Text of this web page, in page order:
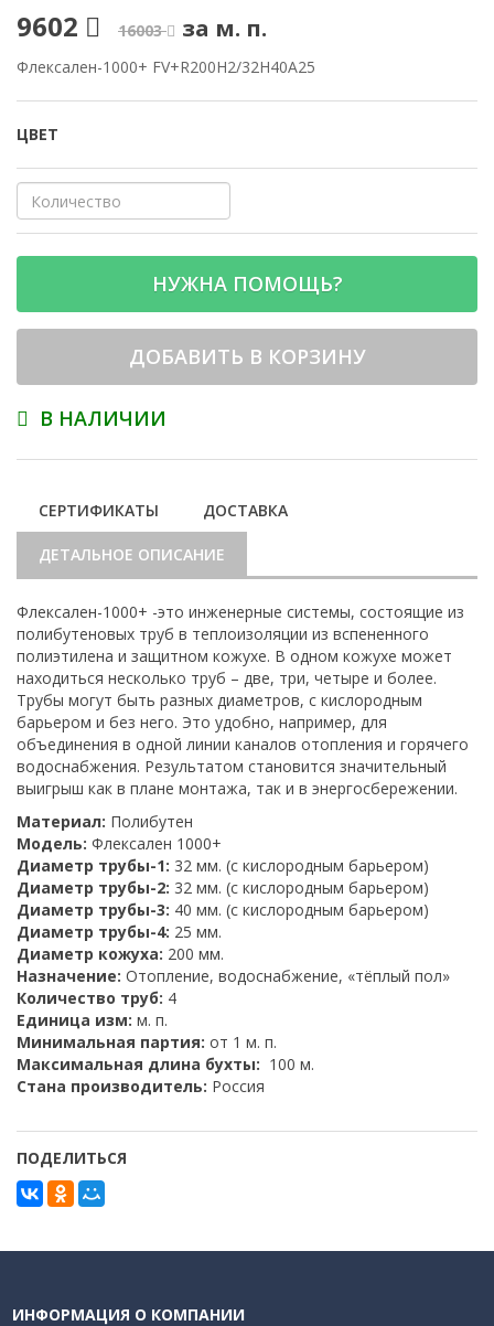
9602 16003 за м. п.
Флексален-1000+ FV+R200H2/32H40A25
ЦВЕТ
НУЖНА ПОМОЩЬ?
ДОБАВИТЬ В КОРЗИНУ
В НАЛИЧИИ
СЕРТИФИКАТЫ ДОСТАВКА
ДЕТАЛЬНОЕ ОПИСАНИЕ
Флексален-1000+ -это инженерные системы, состоящие из
полибутеновых труб в теплоизоляции из вспененного
полиэтилена и защитном кожухе. В одном кожухе может
находиться несколько труб – две, три, четыре и более.
Трубы могут быть разных диаметров, с кислородным
барьером и без него. Это удобно, например, для
объединения в одной линии каналов отопления и горячего
водоснабжения. Результатом становится значительный
выигрыш как в плане монтажа, так и в энергосбережении.
Материал: Полибутен
Модель: Флексален 1000+
Диаметр трубы-1: 32 мм. (с кислородным барьером)
Диаметр трубы-2: 32 мм. (с кислородным барьером)
Диаметр трубы-3: 40 мм. (с кислородным барьером)
Диаметр трубы-4: 25 мм.
Диаметр кожуха: 200 мм.
Назначение: Отопление, водоснабжение, «тёплый пол»
Количество труб: 4
Единица изм: м. п.
Минимальная партия: от 1 м. п.
Максимальная длина бухты: 100 м.
Стана производитель: Россия
ПОДЕЛИТЬСЯ
ИНФОРМАЦИЯ О КОМПАНИИ